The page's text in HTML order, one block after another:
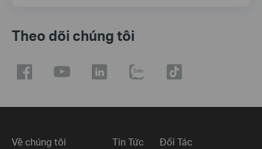
Theo dõi chúng tôi
Về chúng tôi Tin Tức Đối Tác